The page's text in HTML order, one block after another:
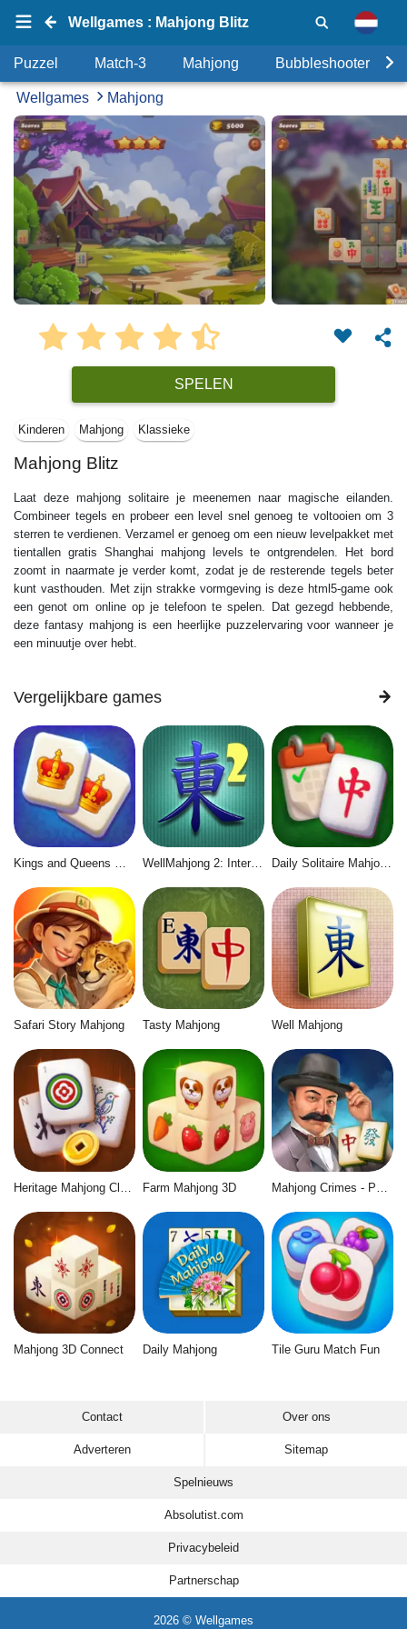
Wellgames : Mahjong Blitz
Puzzel Match-3 Mahjong Bubbleshooter
Wellgames Mahjong
SPELEN
Kinderen Mahjong Klassieke
Mahjong Blitz
Laat deze mahjong solitaire je meenemen naar magische eilanden.
Combineer tegels en probeer een level snel genoeg te voltooien om 3
sterren te verdienen. Verzamel er genoeg om een ​​nieuw levelpakket met
tientallen gratis Shanghai mahjong levels te ontgrendelen. Het bord
zoomt in naarmate je verder komt, zodat je de resterende tegels beter
kunt vasthouden. Met zijn strakke vormgeving is deze html5-game ook
een genot om online op je telefoon te spelen. Dat gezegd hebbende,
deze fantasy mahjong is een heerlijke puzzelervaring voor wanneer je
een minuutje over hebt.
Vergelijkbare games
WellMahjong 2: Internet Community Daily Solitaire Mahjong Classic
Safari Story Mahjong Tasty Mahjong Well Mahjong
Farm Mahjong 3D
Mahjong 3D Connect Daily Mahjong Tile Guru Match Fun
Contact Over ons
Adverteren Sitemap
Spelnieuws
Absolutist.com
Privacybeleid
Partnerschap
2026 © Wellgames